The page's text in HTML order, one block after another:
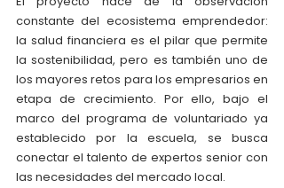
constante del ecosistema emprendedor:
la salud financiera es el pilar que permite
la sostenibilidad, pero es también uno de
los mayores retos para los empresarios en
etapa de crecimiento. Por ello, bajo el
marco del programa de voluntariado ya
establecido por la escuela, se busca
conectar el talento de expertos senior con
las necesidades del mercado local.